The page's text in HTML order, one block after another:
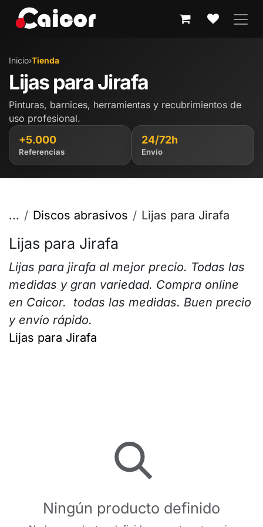
Inicio›Tienda
Lijas para Jirafa
Pinturas, barnices, herramientas y recubrimientos de
uso profesional.
+5.000
Referencias
24/72h
Envío
... Discos abrasivos Lijas para Jirafa
Lijas para Jirafa
Lijas para jirafa al mejor precio. Todas las
medidas y gran variedad. Compra online
en Caicor. todas las medidas. Buen precio
y envío rápido.
Lijas para Jirafa
Ningún producto definido